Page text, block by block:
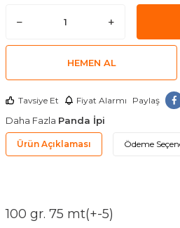
HEMEN AL
Tavsiye Et Fiyat Alarmı Paylaş
Daha Fazla Panda İpi
Ürün Açıklaması Ödeme
100 gr. 75 mt(+-5)